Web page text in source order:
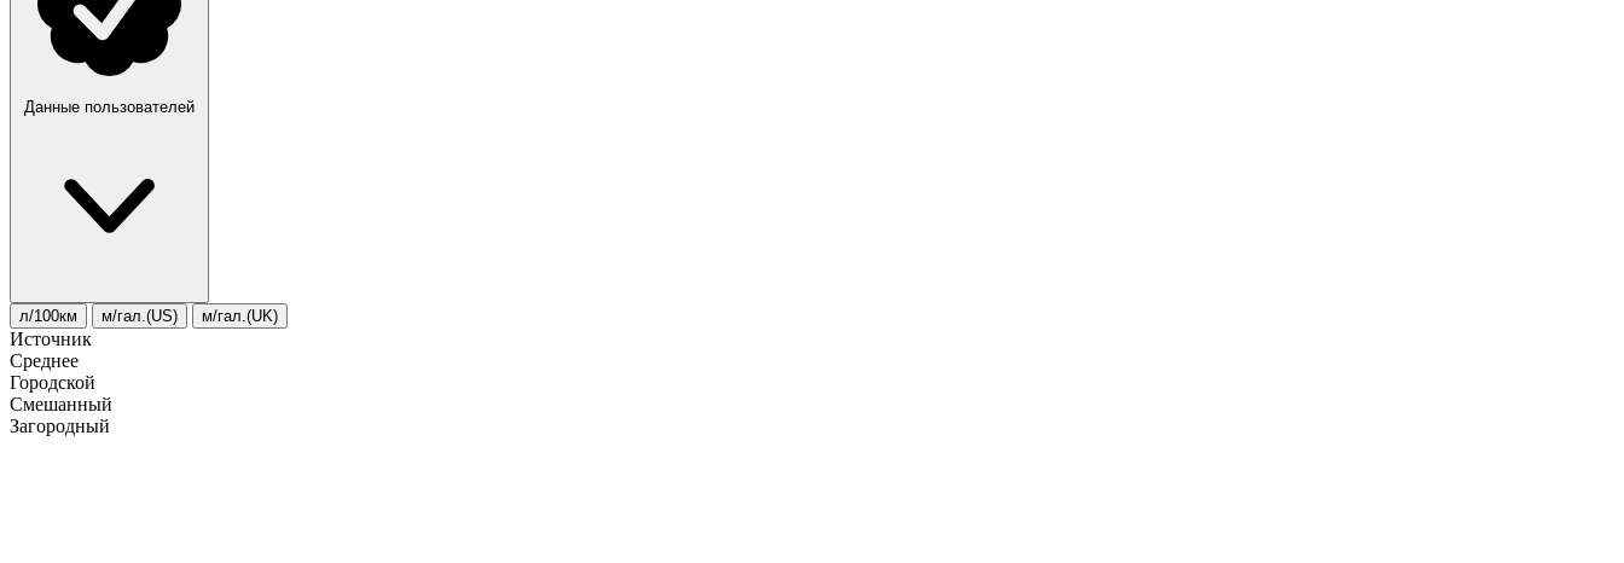
Данные пользователей
л/100км м/гал.(US) м/гал.(UK)
Источник
Среднее
Городской
Смешанный
Загородный